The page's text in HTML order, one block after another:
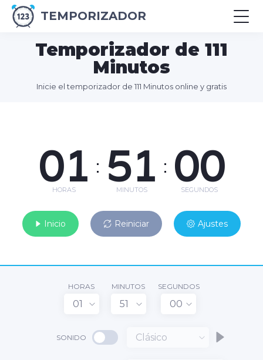
TEMPORIZADOR
Temporizador de 111
Minutos
Inicie el temporizador de 111 Minutos online y gratis
01
HORAS
: 51
MINUTOS
: 00
SEGUNDOS
Inicio Reiniciar Ajustes
HORAS
01
MINUTOS
51
SEGUNDOS
00
SONIDO Clásico